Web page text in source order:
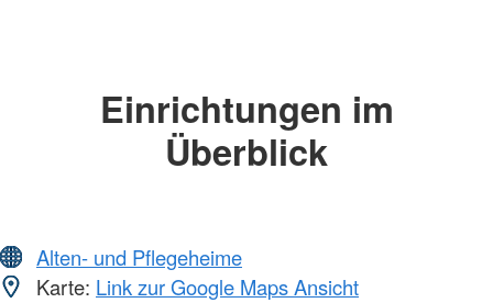
Einrichtungen im
Überblick
Alten- und Pflegeheime
Karte: Link zur Google Maps Ansicht